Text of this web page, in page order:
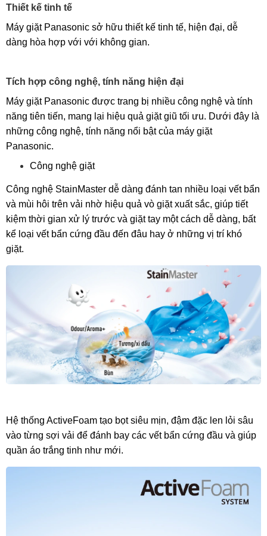
Thiết kế tinh tế
Máy giặt Panasonic sở hữu thiết kế tinh tế, hiện đại, dễ
dàng hòa hợp với với không gian.
Tích hợp công nghệ, tính năng hiện đại
Máy giặt Panasonic được trang bị nhiều công nghệ và tính
năng tiên tiến, mang lại hiệu quả giặt giũ tối ưu. Dưới đây là
những công nghệ, tính năng nổi bật của máy giặt
Panasonic.
Công nghệ giặt
Công nghệ StainMaster dễ dàng đánh tan nhiều loại vết bẩn
và mùi hôi trên vải nhờ hiệu quả vò giặt xuất sắc, giúp tiết
kiệm thời gian xử lý trước và giặt tay một cách dễ dàng, bất
kể loại vết bẩn cứng đầu đến đâu hay ở những vị trí khó
giặt.
Hệ thống ActiveFoam tạo bọt siêu mịn, đậm đặc len lỏi sâu
vào từng sợi vải để đánh bay các vết bẩn cứng đầu và giúp
quần áo trắng tinh như mới.